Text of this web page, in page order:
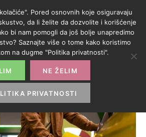
Pored osnovnih koje osiguravaju
da li želite da dozvolite i korišćenje
bi nam pomogli da još bolje unapredimo
Saznajte više o tome kako koristimo
na dugme "Politika privatnosti".
NE ŽELIM
PRIVATNOSTI